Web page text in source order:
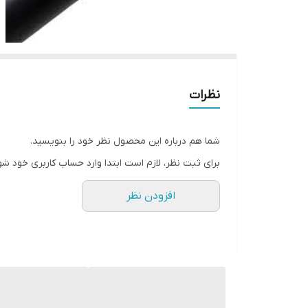
نظرات
شما هم درباره این محصول نظر خود را بنویسید.
برای ثبت نظر، لازم است ابتدا وارد حساب کاربری خود
افزودن نظر